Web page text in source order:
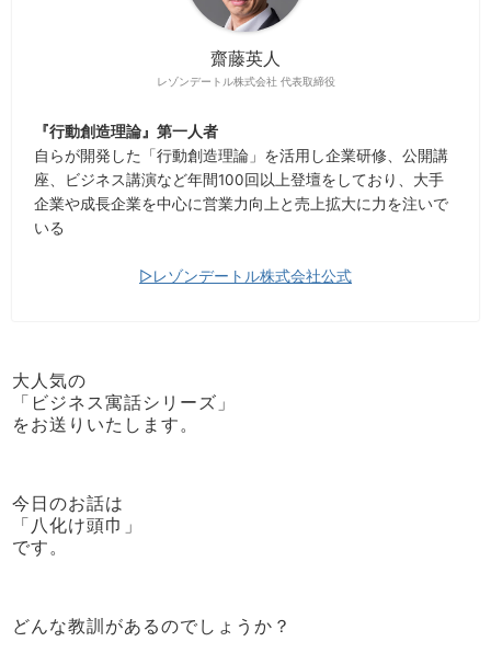
齋藤英人
レゾンデートル株式会社 代表取締役
『行動創造理論』第一人者
自らが開発した「行動創造理論」を活用し企業研修、公開講
座、ビジネス講演など年間100回以上登壇をしており、大手
企業や成長企業を中心に営業力向上と売上拡大に力を注いで
いる
▷レゾンデートル株式会社公式
大人気の
「ビジネス寓話シリーズ」
をお送りいたします。
今日のお話は
「八化け頭巾」
です。
どんな教訓があるのでしょうか？